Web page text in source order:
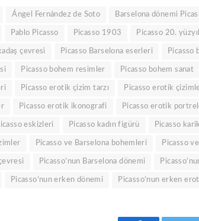
Ángel Fernández de Soto Barselona dönemi
Pablo Picasso Picasso 1903 Picasso 20.
çevresi Picasso Barselona eserleri Picasso
Picasso bohem resimler Picasso bohem sanat
Picasso erotik çizim tarzı Picasso erotik
Picasso erotik ikonografi Picasso erotik
eskizleri Picasso kadın figürü Picasso
Picasso ve Barselona bohemleri Picasso
Picasso’nun Barselona dönemi
Picasso’nun erken dönemi Picasso’nun erken